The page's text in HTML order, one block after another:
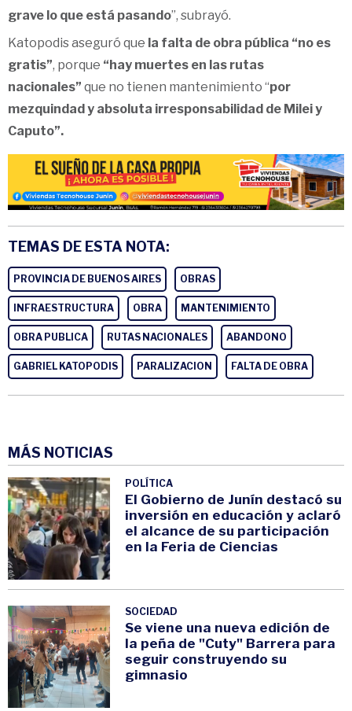
grave lo que está pasando”, subrayó.
Katopodis aseguró que la falta de obra pública “no es
gratis”, porque “hay muertes en las rutas
nacionales” que no tienen mantenimiento “por
mezquindad y absoluta irresponsabilidad de Milei y
Caputo”.
TEMAS DE ESTA NOTA:
PROVINCIA DE BUENOS AIRES OBRAS
INFRAESTRUCTURA OBRA MANTENIMIENTO
OBRA PUBLICA RUTAS NACIONALES ABANDONO
GABRIEL KATOPODIS PARALIZACION FALTA DE OBRA
MÁS NOTICIAS
POLÍTICA
El Gobierno de Junín destacó su
inversión en educación y aclaró
el alcance de su participación
en la Feria de Ciencias
SOCIEDAD
Se viene una nueva edición de
la peña de "Cuty" Barrera para
seguir construyendo su
gimnasio